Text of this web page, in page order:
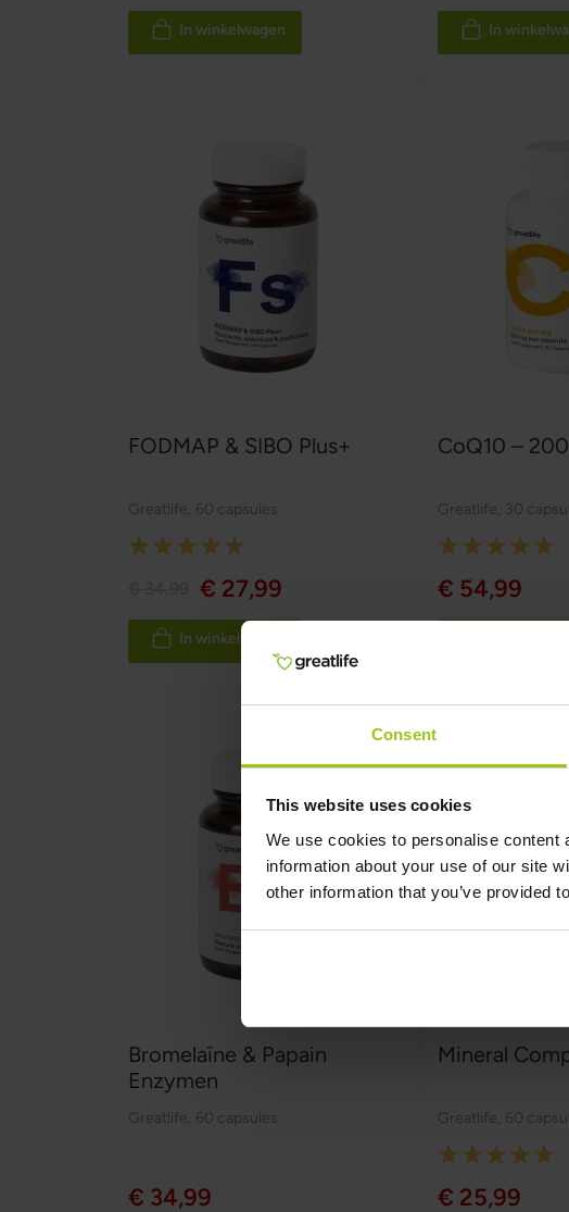
Consent
This website uses cookies
We use cookies to personalise
information about your use of our site
other information that you’ve provided
In winkelwagen In
FODMAP & SIBO Plus+
Greatlife 60 capsules
Rating:
€ 27,99
In winkelwagen
CoQ10 –
Greatlife 30
Rating:
100%
€ 54,99
Bromelaïne & Papain
Enzymen
Greatlife 60 capsules
€ 34,99
Mineral
Greatlife 60
Rating:
100%
€ 25,99